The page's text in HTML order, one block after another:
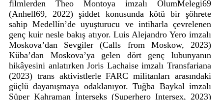
filmlerden Theo Montoya imzalı OlumMelegi69
(Anhell69, 2022) şiddet konusunda kötü bir şöhrete
sahip Medellín’de uyuşturucu ve intiharla çevrelenen
genç kuir nesle bakış atıyor. Luis Alejandro Yero imzalı
Moskova’dan Sevgiler (Calls from Moskow, 2023)
Küba’dan Moskova’ya gelen dört genç lubunyanın
hikâyesini anlatırken Joris Lachaise imzalı Transfariana
(2023) trans aktivistlerle FARC militanları arasındaki
güçlü dayanışmaya odaklanıyor. Tuğba Baykal imzalı
Süper Kahraman İnterseks (Superhero Intersex, 2023)